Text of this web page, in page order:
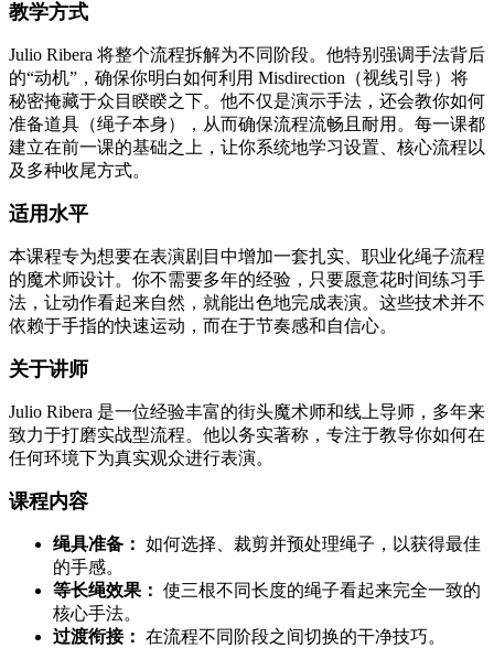
教学方式
Julio Ribera 将整个流程拆解为不同阶段。他特别强调手法背后
的“动机”，确保你明白如何利用 Misdirection（视线引导）将
秘密掩藏于众目睽睽之下。他不仅是演示手法，还会教你如何
准备道具（绳子本身），从而确保流程流畅且耐用。每一课都
建立在前一课的基础之上，让你系统地学习设置、核心流程以
及多种收尾方式。
适用水平
本课程专为想要在表演剧目中增加一套扎实、职业化绳子流程
的魔术师设计。你不需要多年的经验，只要愿意花时间练习手
法，让动作看起来自然，就能出色地完成表演。这些技术并不
依赖于手指的快速运动，而在于节奏感和自信心。
关于讲师
Julio Ribera 是一位经验丰富的街头魔术师和线上导师，多年来
致力于打磨实战型流程。他以务实著称，专注于教导你如何在
任何环境下为真实观众进行表演。
课程内容
绳具准备： 如何选择、裁剪并预处理绳子，以获得最佳
的手感。
等长绳效果： 使三根不同长度的绳子看起来完全一致的
核心手法。
过渡衔接： 在流程不同阶段之间切换的干净技巧。